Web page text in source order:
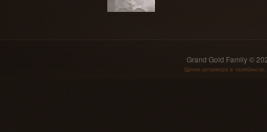
Grand Gold Family ©
Щенки ретривера в